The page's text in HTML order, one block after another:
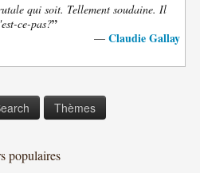
qui soit. Tellement soudaine. Il
ce-pas?”
— Claudie Gallay
Thèmes
populaires